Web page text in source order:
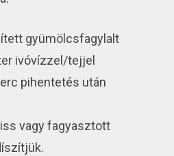
gyümölcsfagylalt
ivóvízzel/tejjel
pihentetés után
vagy fagyasztott